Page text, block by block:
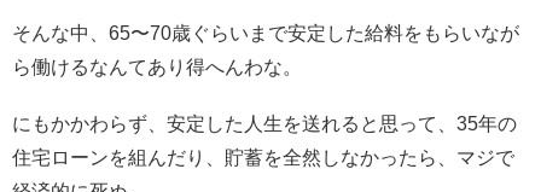
そんな中、65〜70歳ぐらいまで安定した給料をもらいなが
ら働けるなんてあり得へんわな。
にもかかわらず、安定した人生を送れると思って、35年の
住宅ローンを組んだり、貯蓄を全然しなかったら、マジで